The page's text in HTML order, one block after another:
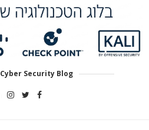
Cyber Security Blog משנת 2013